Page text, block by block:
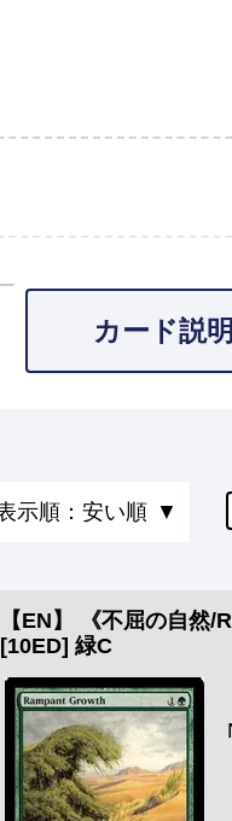
カード説
示順：安い順
【EN】 《不屈の自然/
[10ED] 緑C